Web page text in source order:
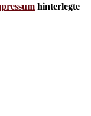
hinterlegte